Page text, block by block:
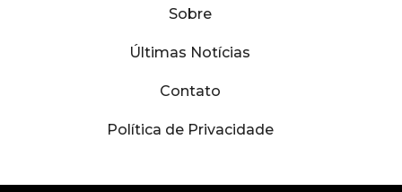
Sobre
Últimas Notícias
Contato
Política de Privacidade